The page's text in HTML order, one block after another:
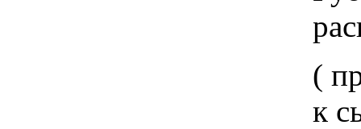
( приложи
к сырому